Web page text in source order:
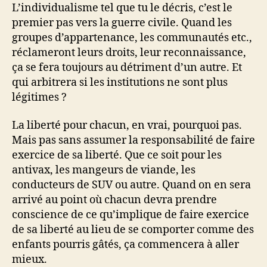
L’individualisme tel que tu le décris, c’est le
premier pas vers la guerre civile. Quand les
groupes d’appartenance, les communautés etc.,
réclameront leurs droits, leur reconnaissance,
ça se fera toujours au détriment d’un autre. Et
qui arbitrera si les institutions ne sont plus
légitimes ?
La liberté pour chacun, en vrai, pourquoi pas.
Mais pas sans assumer la responsabilité de faire
exercice de sa liberté. Que ce soit pour les
antivax, les mangeurs de viande, les
conducteurs de SUV ou autre. Quand on en sera
arrivé au point où chacun devra prendre
conscience de ce qu’implique de faire exercice
de sa liberté au lieu de se comporter comme des
enfants pourris gâtés, ça commencera à aller
mieux.